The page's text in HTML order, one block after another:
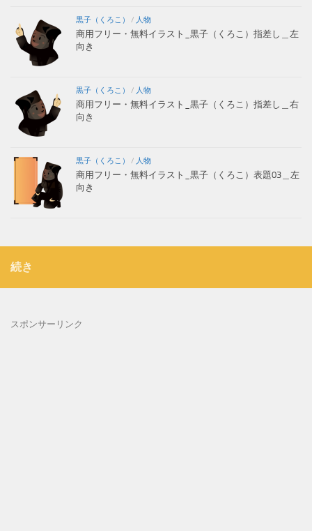
黒子（くろこ） / 人物
商用フリー・無料イラスト_黒子（くろこ）指差し＿左
向き
黒子（くろこ） / 人物
商用フリー・無料イラスト_黒子（くろこ）指差し＿右
向き
黒子（くろこ） / 人物
商用フリー・無料イラスト_黒子（くろこ）表題03＿左
向き
続き
スポンサーリンク